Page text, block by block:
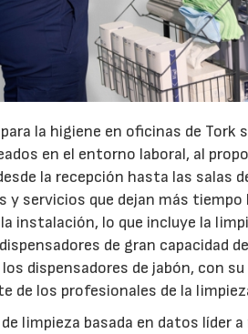
la higiene en oficinas de
en el entorno laboral, al
la recepción hasta las salas
y servicios que dejan más
instalación, lo que incluye la
de gran capacidad
dispensadores de jabón, con
de los profesionales de la
limpieza basada en datos líder